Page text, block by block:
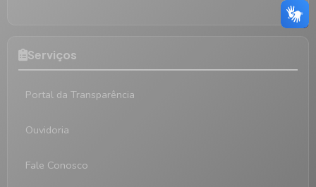
Serviços
Portal da Transparência
Ouvidoria
Fale Conosco